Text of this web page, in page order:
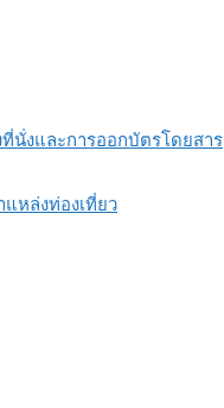
ที่นั่งและการออกบัตรโดยสาร
แหล่งท่องเที่ยว